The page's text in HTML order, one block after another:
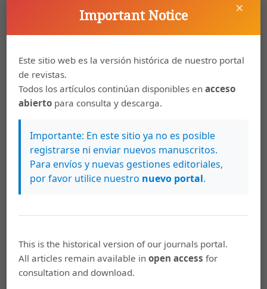
Claudia Palma Campos.
Me puse a jugar de narco. Mujeres, tráfico de
drogas y cárcel en Costa Rica. San José:
Anuario de Estudios Centroamericanos: Vol. 45
(2019)
Carlos Sandoval García,Presentación
Anuario de Estudios Centroamericanos
Carlos Sandoval García, Presentación ,Anuario
de Estudios Centroamericanos: Vol. 44 (2018):
Anuario de Estudios Centroamericanos
Carlos Sandoval García,Presentación,Anuario
Estudios Centroamericanos, Vol. 42 (2016)
Carlos Sandoval García, Presentación
×
Important Notice
Este sitio web es la versión histórica de nuestro portal
de revistas.
Todos los artículos continúan disponibles enacceso
abierto para consulta y descarga.
Importante: En este sitio ya no es posible
registrarse ni enviar nuevos manuscritos.
Para envíos y nuevas gestiones editoriales,
por favor utilice nuestro nuevo portal.
This is the historical version of our journals portal.
All articles remain available inopen access for
consultation and download.